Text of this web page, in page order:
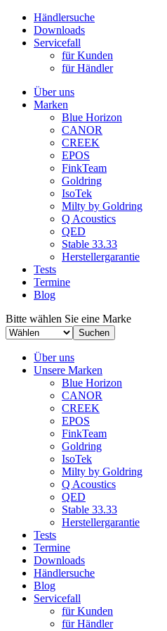
Händlersuche
Downloads
Servicefall
für Kunden
für Händler
Über uns
Marken
Blue Horizon
CANOR
CREEK
EPOS
FinkTeam
Goldring
IsoTek
Milty by Goldring
Q Acoustics
QED
Stable 33.33
Herstellergarantie
Tests
Termine
Blog
Bitte wählen Sie eine Marke
Über uns
Unsere Marken
Blue Horizon
CANOR
CREEK
EPOS
FinkTeam
Goldring
IsoTek
Milty by Goldring
Q Acoustics
QED
Stable 33.33
Herstellergarantie
Tests
Termine
Downloads
Händlersuche
Blog
Servicefall
für Kunden
für Händler